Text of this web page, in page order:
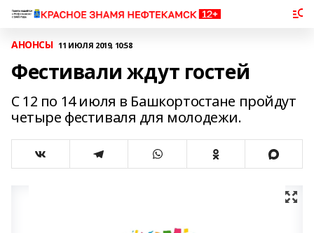
АНОНСЫ 11 ИЮЛЯ 2019, 10:58
Фестивали ждут гостей
С 12 по 14 июля в Башкортостане пройдут
четыре фестиваля для молодежи.